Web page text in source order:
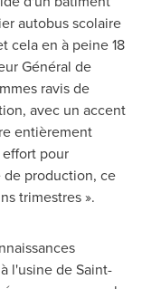
autobus scolaire
cela en à peine 18
Général de
ravis de
avec un accent
entièrement
pour
production, ce
trimestres ».
l'usine de Saint-